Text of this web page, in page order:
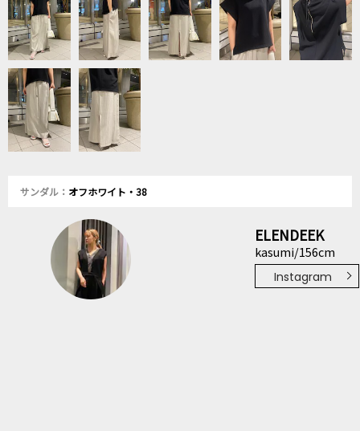
サンダル： オフホワイト・38
ELENDEEK
kasumi/156cm
Instagram